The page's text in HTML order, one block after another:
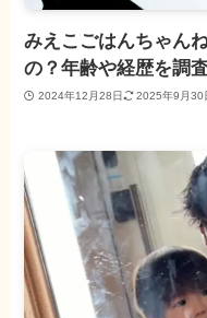
みえこごはんちゃん
の？年齢や経歴を調
2024年12月28日 2025年9月30